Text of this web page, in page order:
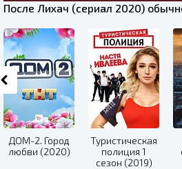
После Лихач (сериал 2020)
ДОМ-2. Город
любви (2020)
Туристическая
полиция 1
сезон (2019)